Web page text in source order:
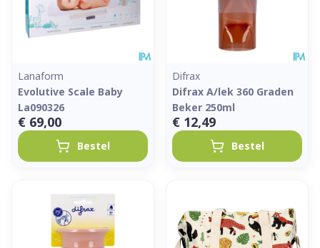
Lanaform
Evolutive Scale Baby
La090326
€ 69,00
Bestel
Difrax
Difrax A/lek 360 Graden
Beker 250ml
€ 12,49
Bestel